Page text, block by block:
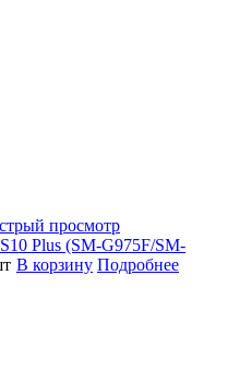
просмотр
Plus (SM-G975F/SM-
В корзину Подробнее